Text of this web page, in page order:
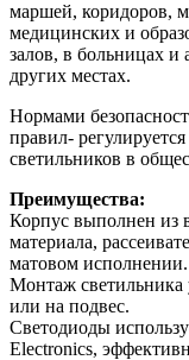
маршей, коридоров,
медицинских и
залов, в больницах и
других местах.
Нормами
правил-
светильников в
Преимущества:
Корпус выполнен из
материала,
матовом исполнении.
Монтаж светильника
или на подвес.
Светодиоды
Electronics,